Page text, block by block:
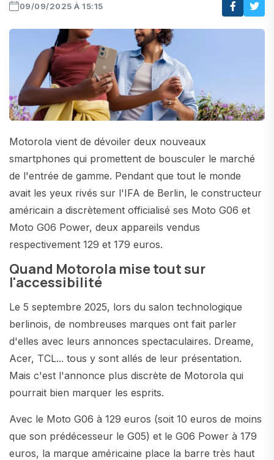
09/09/2025 À 15:15
Motorola vient de dévoiler deux nouveaux
smartphones qui promettent de bousculer le marché
de l'entrée de gamme. Pendant que tout le monde
avait les yeux rivés sur l'IFA de Berlin, le constructeur
américain a discrètement officialisé ses Moto G06 et
Moto G06 Power, deux appareils vendus
respectivement 129 et 179 euros.
Quand Motorola mise tout sur
l'accessibilité
Le 5 septembre 2025, lors du salon technologique
berlinois, de nombreuses marques ont fait parler
d'elles avec leurs annonces spectaculaires. Dreame,
Acer, TCL... tous y sont allés de leur présentation.
Mais c'est l'annonce plus discrète de Motorola qui
pourrait bien marquer les esprits.
Avec le Moto G06 à 129 euros (soit 10 euros de moins
que son prédécesseur le G05) et le G06 Power à 179
euros, la marque américaine place la barre très haut